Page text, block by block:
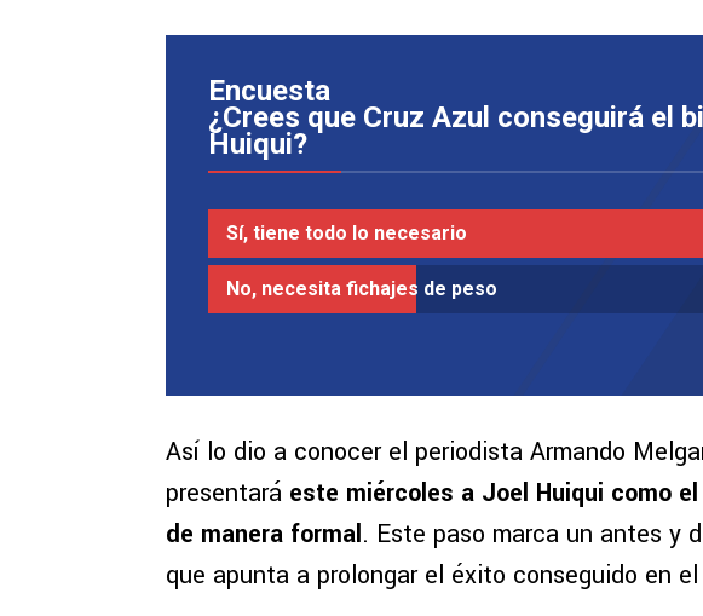
Encuesta
¿Crees que Cruz Azul conseguirá el
Huiqui?
Sí, tiene todo lo necesario
No, necesita fichajes de peso
Así lo dio a conocer el periodista Armando
presentará este miércoles a Joel Huiqui como
de manera formal. Este paso marca un antes y
que apunta a prolongar el éxito conseguido en